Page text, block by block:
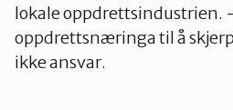
lokale oppdrettsindustrien.
oppdrettsnæringa til å
ikke ansvar.